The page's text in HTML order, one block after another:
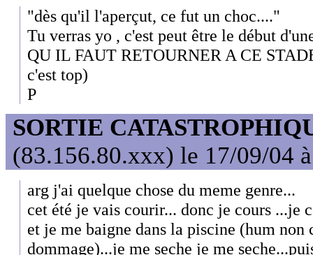
"dès qu'il l'aperçut, ce fut un choc...."
Tu verras yo , c'est peut être le début
QU IL FAUT RETOURNER A CE
c'est top)
P
SORTIE
(83.156.80.xxx) le 17/09/04
arg j'ai quelque chose du meme genre...
cet été je vais courir... donc je cours ...je
et je me baigne dans la piscine (hum non
dommage)...je me seche je me